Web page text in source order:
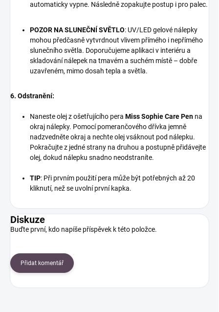
automaticky vypne. Následně zopakujte postup i pro palec.
POZOR NA SLUNEČNÍ SVĚTLO: UV/LED gelové nálepky
mohou předčasně vytvrdnout vlivem přímého i nepřímého
slunečního světla. Doporučujeme aplikaci v interiéru a
skladování nálepek na tmavém a suchém místě – dobře
uzavřeném, mimo dosah tepla a světla.
6. Odstranění:
Naneste olej z ošetřujícího pera Miss Sophie Care Pen na
okraj nálepky. Pomocí pomerančového dřívka jemně
nadzvedněte okraj a nechte olej vsáknout pod nálepku.
Pokračujte z jedné strany na druhou a postupně přidávejte
olej, dokud nálepku snadno neodstraníte.
TIP: Při prvním použití pera může být potřebných až 20
kliknutí, než se uvolní první kapka.
Diskuze
Buďte první, kdo napíše příspěvek k této položce.
Přidat komentář